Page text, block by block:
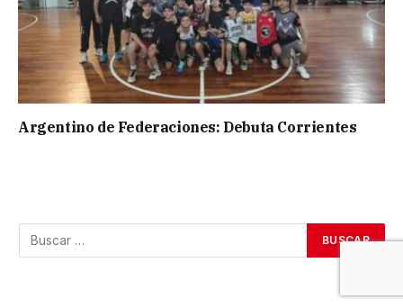
Argentino de Federaciones: Debuta Corrientes